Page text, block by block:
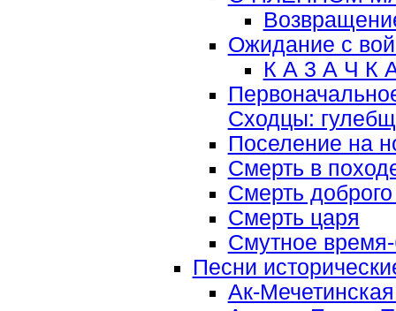
Ожидание с
К А 3 А Ч К
Сходцы:
Поселение на
Смерть в
Смерть
Смерть царя
Смутное
Песни
Ак-